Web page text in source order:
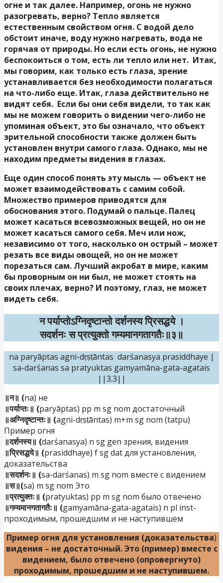
огне и так далее. Например, огонь не нужно
разогревать, верно? Тепло является
естественным свойством огня. С водой дело
обстоит иначе, воду нужно нагревать, вода не
горячая от природы. Но если есть огонь, не нужно
беспокоиться о том, есть ли тепло или нет. Итак,
мы говорим, как только есть глаза, зрение
устанавливается без необходимости полагаться
на что-либо еще. Итак, глаза действительно не
видят себя. Если бы они себя видели, то так как
мы не можем говорить о видении чего-либо не
упоминая объект, это бы означало, что объект
зрительной способности также должен быть
установлен внутри самого глаза. Однако, мы не
находим предметы видения в глазах.
Еще один способ понять эту мысль — объект не
может взаимодействовать с самим собой.
Множество примеров приводятся для
обоснования этого. Подумай о пальце. Палец
может касаться всевозможных вещей, но он не
может касаться самого себя. Меч или нож,
независимо от того, насколько он острый – может
резать все виды овощей, но он не может
порезаться сам. Лучший акробат в мире, каким
бы проворным он ни был, не может стоять на
своих плечах, верно? И поэтому, глаз, не может
видеть себя.
न पर्याप्तोऽग्निदृष्टान्तो दर्शनस्य प्रिसद्धये ।
सदर्शनः स प्रत्युक्तो गम्यमानगतागतैः॥३॥
na paryāptas agni-dṛṣṭāntas darśanasya prasiddhaye |
sa-darśanas sa pratyuktas gamyamāna-gata-agatais
||3.3||
॥न॥ (na) не
॥पर्याप्तः॥ (paryāptas) pp m sg nom достаточный
॥अग्निदृष्टान्तः॥ (agni-dṛṣṭāntas) m+m sg nom (tatpu)
Пример огня
॥दर्शनस्य॥ (darśanasya) n sg gen зрения, видения
॥प्रिसद्धये॥ (prasiddhaye) f sg dat для установления,
доказательства
॥सदर्शनः॥ (sa-darśanas) m sg nom вместе с видением
॥स॥(sa) m sg nom Это
॥प्रत्युक्तः॥ (pratyuktas) pp m sg nom было отвечено
॥गम्यमानगतागतैः॥ (gamyamāna-gata-agatais) n pl inst-
проходимым, прошедшим и не наступившем
Пример огня для установления (доказательства)
видения – не достаточный. Это (пример) вместе с
видением, было отвечено (опровергнуто)
проходимым, прошедшим и не наступившем.